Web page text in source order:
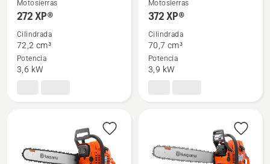
Ver
más
detalles
sobre
272 XP®
Motosierras
272 XP®
Cilindrada
72,2 cm³
Potencia
3,6 kW
Ver
más
detalles
sobre
372 XP®
Motosierras
372 XP®
Cilindrada
70,7 cm³
Potencia
3,9 kW